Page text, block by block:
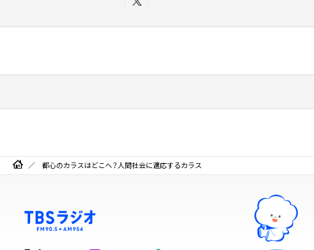
都心のカラスはどこへ？人間社会に適応するカラス